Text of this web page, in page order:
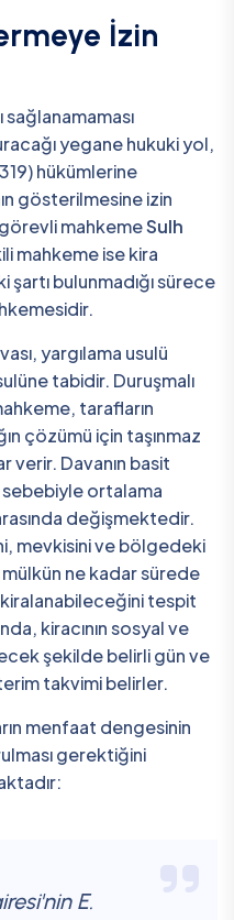
İzin
yegane hukuki yol,
hükümlerine
gösterilmesine izin
mahkemeSulh
mahkeme ise kira
bulunmadığı sürece
yargılama usulü
tabidir. Duruşmalı
tarafların
çözümü için taşınmaz
verir. Davanın basit
sebebiyle ortalama
değişmektedir.
mevkisini ve bölgedeki
ne kadar sürede
tespit
kiracının sosyal ve
şekilde belirli gün ve
takvimi belirler.
menfaat dengesinin
gerektiğini
E.